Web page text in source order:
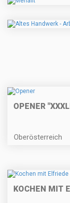
OPENER
Oberösterreich
KOCHEN MIT